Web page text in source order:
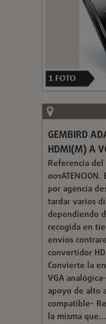
1 FOTO
GEMBIRD
HDMI(M) A
Referencia
por agencia
tardar varios
dependiendo
recogida en
envios
convertidor
Convierte la
VGA
apoyo de alto
compatible-
la misma que...